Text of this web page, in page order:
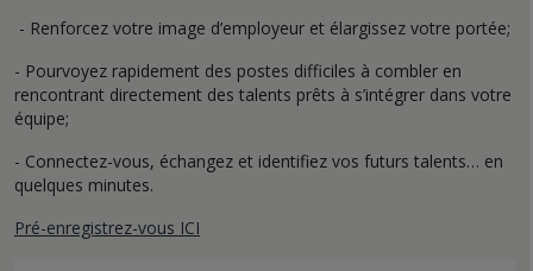
- Renforcez votre image d’employeur et élargissez votre portée;
- Pourvoyez rapidement des postes difficiles à combler en
rencontrant directement des talents prêts à s’intégrer dans votre
équipe;
- Connectez-vous, échangez et identifiez vos futurs talents… en
quelques minutes.
Pré-enregistrez-vous ICI